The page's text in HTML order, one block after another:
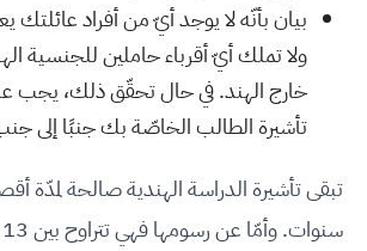
بيان بأنّه لا يوجد أيّ من أفراد عائلتك
ولا تملك أيّ أقرباء حاملين للجنسية
خارج الهند. في حال تحقّق ذلك، يجب
تأشيرة الطالب الخاصّة بك جنبًا إلى
تبقى تأشيرة الدراسة الهندية صالحة لمدّة